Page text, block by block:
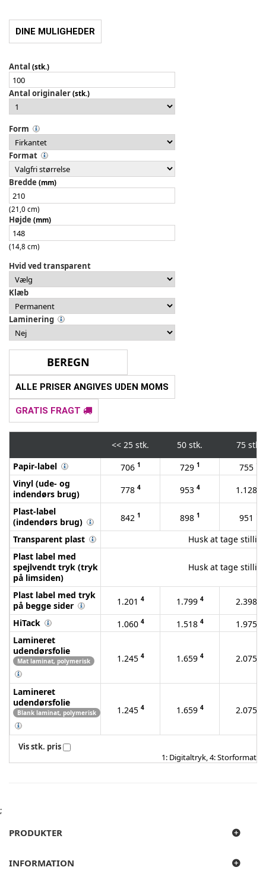
DINE MULIGHEDER
Antal (stk.)
Antal originaler(stk.)
Form
Format
Bredde (mm)
(21,0 cm)
Højde (mm)
(14,8 cm)
Hvid ved transparent
Klæb
Laminering
ALLE PRISER ANGIVES UDEN MOMS
GRATIS FRAGT
<< 25 stk. 50 stk.
75 stk.
Papir-label
706 1 729 1 755 1
Vinyl (ude- og
indendørs brug)
778 4 953 4 1.128
Plast-label
(indendørs brug)
842 1 898 1 951 1
Transparent plast
Husk at tage
Plast label med
spejlvendt tryk (tryk
på limsiden)
Husk at tage
Plast label med tryk
på begge sider
1.201 4 1.799 4 2.398
HiTack 1.060 4 1.518 4 1.975
Lamineret
udendørsfolie
Mat laminat, polymerisk 1.245 4 1.659 4 2.075
Lamineret
udendørsfolie
Blank laminat, polymerisk 1.245 4 1.659 4 2.075
Vis stk. pris
1: Digitaltryk, 4: Storformat
;
PRODUKTER
INFORMATION